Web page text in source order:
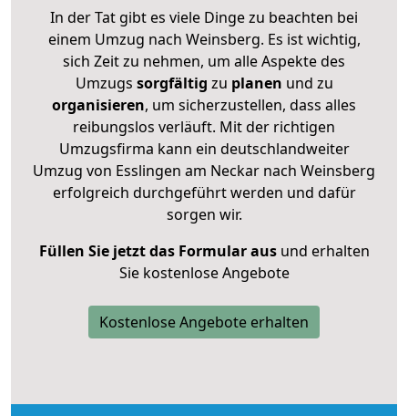
In der Tat gibt es viele Dinge zu beachten bei
einem Umzug nach Weinsberg. Es ist wichtig,
sich Zeit zu nehmen, um alle Aspekte des
Umzugs sorgfältig zu planen und zu
organisieren, um sicherzustellen, dass alles
reibungslos verläuft. Mit der richtigen
Umzugsfirma kann ein deutschlandweiter
Umzug von Esslingen am Neckar nach Weinsberg
erfolgreich durchgeführt werden und dafür
sorgen wir.
Füllen Sie jetzt das Formular ausund erhalten
Sie kostenlose Angebote
Kostenlose Angebote erhalten